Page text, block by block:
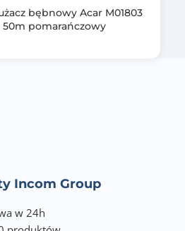
bębnowy Acar M01803
50m pomarańczowy
Incom Group
w 24h